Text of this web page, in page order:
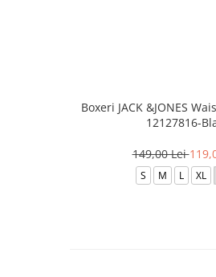
Boxeri JACK &JONES
12127816-
149,00 Lei
S M L XL